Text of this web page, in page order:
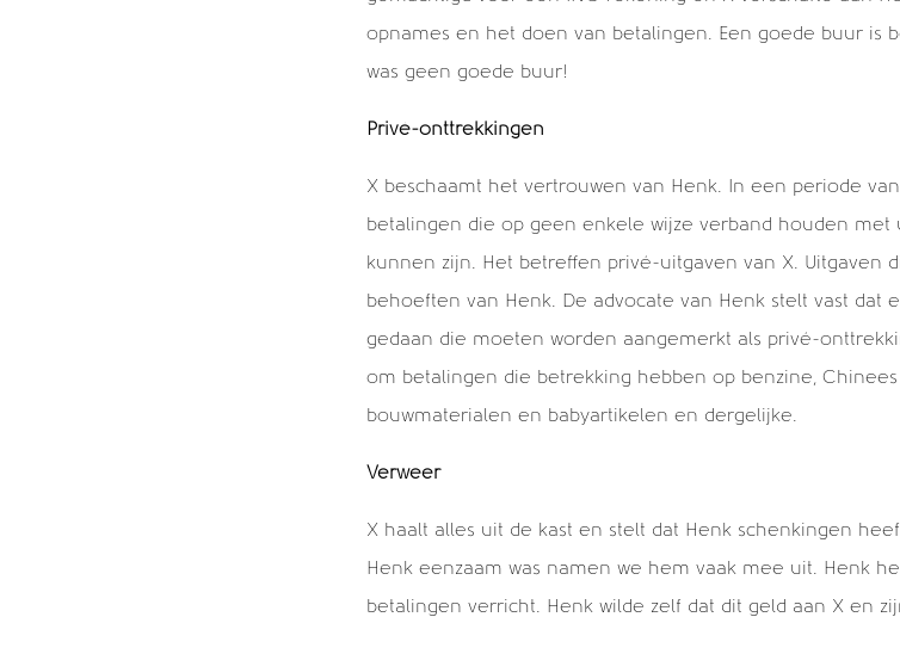
opnames en het doen van betalingen. Een goede buur is
was geen goede buur!
Privé-onttrekkingen
X beschaamt het vertrouwen van Henk. In een periode
betalingen die op geen enkele wijze verband houden met
kunnen zijn. Het betreffen privé-uitgaven van X. Uitgaven
behoeften van Henk. De advocate van Henk stelt vast dat
gedaan die moeten worden aangemerkt als privé-
om betalingen die betrekking hebben op benzine,
bouwmaterialen en babyartikelen en dergelijke.
Verweer
X haalt alles uit de kast en stelt dat Henk schenkingen
Henk eenzaam was namen we hem vaak mee uit. Henk
betalingen verricht. Henk wilde zelf dat dit geld aan X en